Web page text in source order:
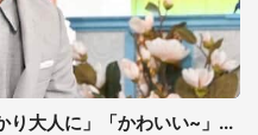
り大人に」「かわいい~」...